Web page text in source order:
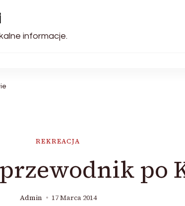
informacje.
REKREACJA
po
Admin 17 Marca 2014